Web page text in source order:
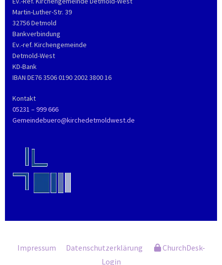
Martin-Luther-Str. 39
32756 Detmold
Bankverbindung
Ev.-ref. Kirchengemeinde
Detmold-West
KD-Bank
IBAN DE76 3506 0190 2002 3800 16
Kontakt
05231 – 999 666
Gemeindebuero@kirchedetmoldwest.de
Impressum Datenschutzerklärung
ChurchDesk-
Login